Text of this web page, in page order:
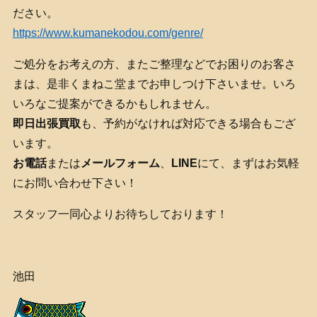
ださい。
https://www.kumanekodou.com/genre/
ご処分をお考えの方、またご整理などでお困りのお客さ
まは、是非くまねこ堂までお申しつけ下さいませ。いろ
いろなご提案ができるかもしれません。
即日出張買取 も、予約がなければ対応できる場合もござ
います。
お電話またはメールフォーム、 LINEにて、まずはお気軽
にお問い合わせ下さい！
スタッフ一同心よりお待ちしております！
池田